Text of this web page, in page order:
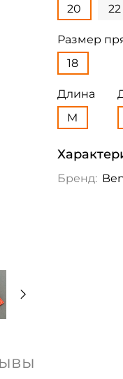
20
22
Размер
18
Длина
M
Бренд: